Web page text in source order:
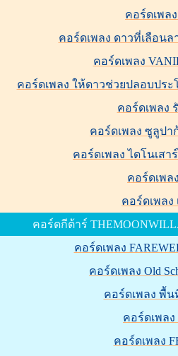
คอร์ดเพลง
คอร์ดเพลง ดาวที่เลือนล
คอร์ดเพลง
คอร์ดเพลง ให้ดาวช่วยปลอบปร
คอร์ดเพลง
คอร์ดเพลง ซูลูปา
คอร์ดเพลง ไดโนเสา
คอร์ดเพล
คอร์ดเพลง
คอร์ดกีต้าร์
คอร์ดเพลง
คอร์ดเพลง Old
คอร์ดเพลง พื้น
คอร์ดเพล
คอร์ดเพลง